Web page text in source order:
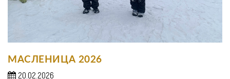
МАСЛЕНИЦА 2026
20.02.2026